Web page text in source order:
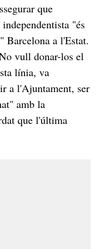
que
"és
Barcelona a l'Estat.
vull donar-los el
línia, va
a l'Ajuntament, ser
amb la
que l'última